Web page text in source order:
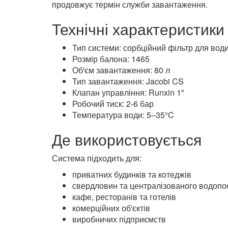
Вода проходить через шар активованого
Після накопичення забруднень система
продовжує термін служби завантаження.
Технічні характеристики
Тип системи: сорбційний фільтр для води
Розмір балона: 1465
Об'єм завантаження: 80 л
Тип завантаження: Jacobi CS
Робочий тиск: 2-6 бар
Температура води: 5–35°C
Де використовується
Система підходить для:
приватних будинків та котеджів
свердловин та централізованого